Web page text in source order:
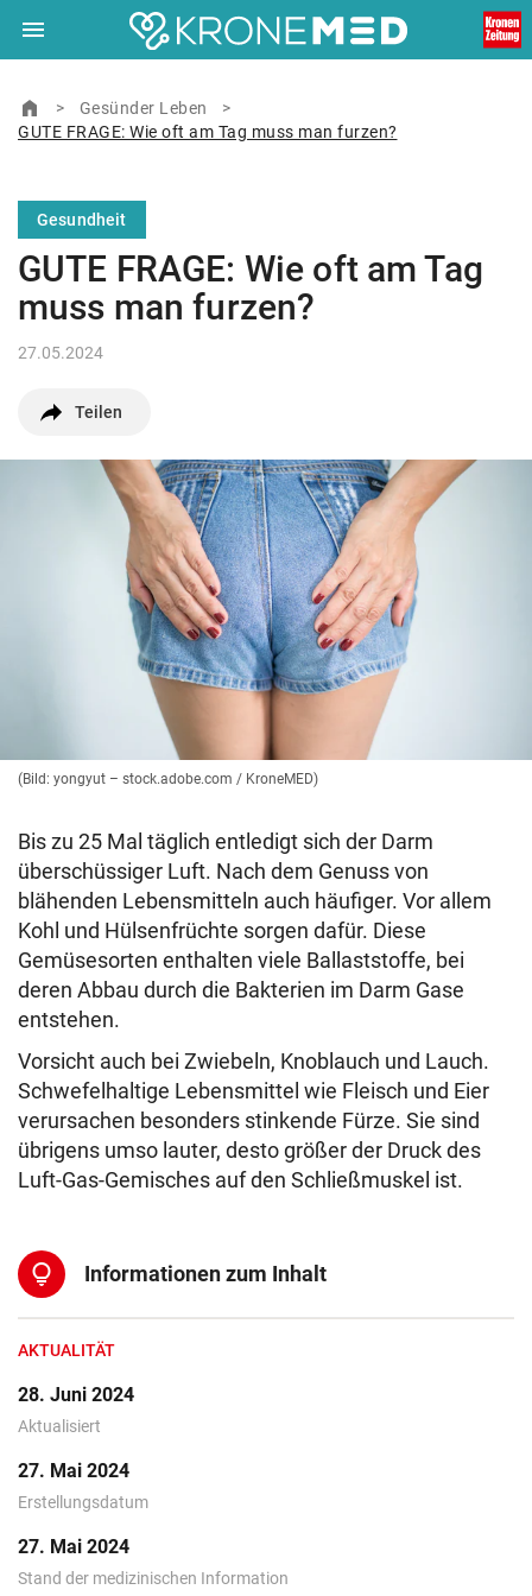
menu Navigation
ein-/ausklappen
closeSchließen
Muthgasse 2, 1190 Wien
home Zur Startseite
> Gesünder Leben
>
GUTE FRAGE: Wie oft am Tag muss man furzen?
Gesundheit
GUTE FRAGE: Wie oft am Tag
muss man furzen?
27.05.2024
Teilen
(Bild: yongyut – stock.adobe.com / KroneMED)
Bis zu 25 Mal täglich entledigt sich der Darm
überschüssiger Luft. Nach dem Genuss von
blähenden Lebensmitteln auch häufiger. Vor allem
Kohl und Hülsenfrüchte sorgen dafür. Diese
Gemüsesorten enthalten viele Ballaststoffe, bei
deren Abbau durch die Bakterien im Darm Gase
entstehen.
Vorsicht auch bei Zwiebeln, Knoblauch und Lauch.
Schwefelhaltige Lebensmittel wie Fleisch und Eier
verursachen besonders stinkende Fürze. Sie sind
übrigens umso lauter, desto größer der Druck des
Luft-Gas-Gemisches auf den Schließmuskel ist.
lightbulb Informationen zum Inhalt
AKTUALITÄT
28. Juni 2024
Aktualisiert
27. Mai 2024
Erstellungsdatum
27. Mai 2024
Stand der medizinischen Information